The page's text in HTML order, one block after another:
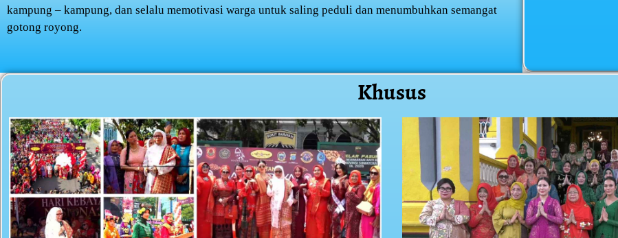
kampung – kampung, dan selalu memotivasi warga untuk saling peduli dan menumbuhkan semangat
gotong royong.
Khusus